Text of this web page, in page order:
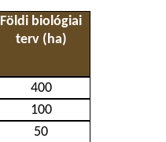
Földi biológiai
terv (ha)
400
100
50